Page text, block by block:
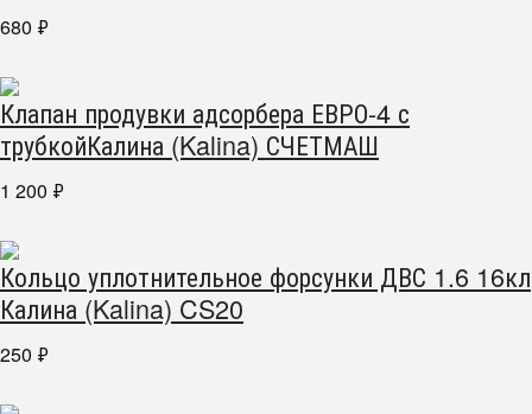
680 ₽
Клапан продувки адсорбера ЕВРО-4 с
трубкойКалина (Kalina) СЧЕТМАШ
1 200 ₽
Кольцо уплотнительное форсунки ДВС 1.6 16кл
Калина (Kalina) CS20
250 ₽